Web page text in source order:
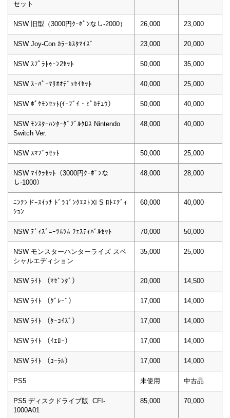
セット
NSW 旧型（3000円ｸｰﾎﾟﾝなし-2000） 26,000 23,000
NSW Joy-Con ｶﾗｰｶｽﾀﾏｲｽﾞ 23,000 20,000
NSW ｽﾌﾟﾗﾄｩｰﾝ2ｾｯﾄ 50,000 35,000
NSW ｽｰﾊﾟｰﾏﾘｵｵﾃﾞｯｾｲｾｯﾄ 40,000 25,000
NSW ﾎﾟｹﾓﾝｾｯﾄ(ｲｰﾌﾞｲ・ﾋﾟｶﾁｭｳ） 50,000 40,000
NSW ﾓﾝｽﾀｰﾊﾝﾀｰﾀﾞﾌﾞﾙｸﾛｽ Nintendo
Switch Ver.
48,000 40,000
NSW ｽﾏﾌﾞﾗｾｯﾄ 50,000 25,000
NSW ﾏｲｸﾗｾｯﾄ（3000円ｸｰﾎﾟﾝな
し-1000）
48,000 28,000
ﾆﾝﾃﾝドｰｽｲｯﾁ ﾄﾞﾗｺﾞﾝｸｴｽﾄⅪ S ﾛﾄｴﾃﾞｨ
ｼｮﾝ
60,000 40,000
NSW ﾃﾞｨｽﾞﾆｰﾂﾑﾂﾑ ﾌｪｽﾃｨﾊﾞﾙｾｯﾄ 70,000 50,000
NSW モンスターハンターライズ スペ
シャルエディション
35,000 25,000
NSW ﾗｲﾄ （ﾏｾﾞﾝﾀﾞ） 20,000 14,500
NSW ﾗｲﾄ （ｸﾞﾚｰﾞ） 17,000 14,000
NSW ﾗｲﾄ （ﾀｰｺｲｽﾞ） 17,000 14,000
NSW ﾗｲﾄ （ｲｴﾛｰ） 17,000 14,000
NSW ﾗｲﾄ （ｺｰﾗﾙ） 17,000 14,000
PS5 未使用 中古品
PS5 ディスクドライブ版 CFI-
1000A01
85,000 70,000